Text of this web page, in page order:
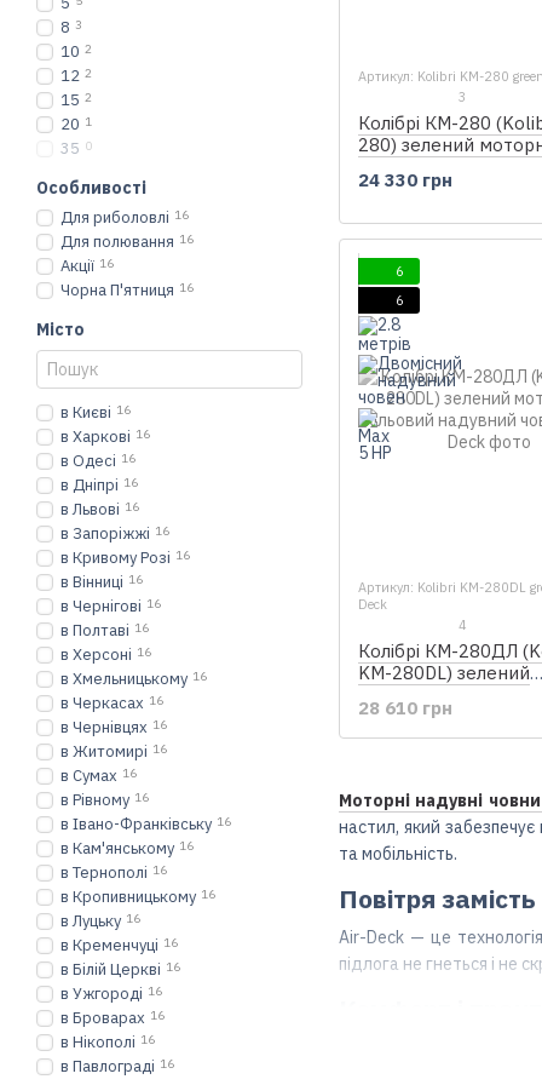
Моторні надувні
настил, який
та мобільність.
Повітря
Air-Deck — це
підлога не гнеться і не
Артикул: Kolibri KM-280
3
Колібрі КМ-280
280) зелений
24 330 грн
6
6
Артикул: Kolibri KM-280DL
Deck
4
Колібрі КМ-280ДЛ
KM-280DL) зелений
човен + Air-Deck
28 610 грн
8 3
10 2
12 2
15 2
20 1
35 0
Особливості
Для риболовлі 16
Для полювання 16
Акції 16
Чорна П'ятниця 16
Місто
в Києві 16
в Харкові 16
в Одесі 16
в Дніпрі 16
в Львові 16
в Запоріжжі 16
в Кривому Розі 16
в Вінниці 16
в Чернігові 16
в Полтаві 16
в Херсоні 16
в Хмельницькому 16
в Черкасах 16
в Чернівцях 16
в Житомирі 16
в Сумах 16
в Рівному 16
в Івано-Франківську 16
в Кам'янському 16
в Тернополі 16
в Кропивницькому 16
в Луцьку 16
в Кременчуці 16
в Білій Церкві 16
в Ужгороді 16
в Броварах 16
в Нікополі 16
в Павлограді 16